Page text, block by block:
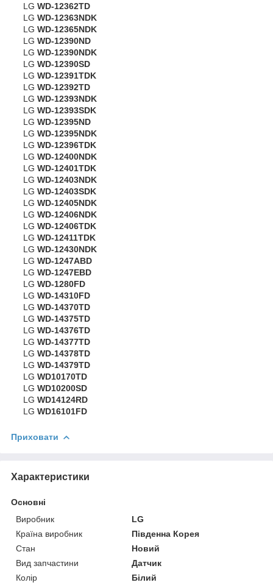
LG WD-12362TD
LG WD-12363NDK
LG WD-12365NDK
LG WD-12390ND
LG WD-12390NDK
LG WD-12390SD
LG WD-12391TDK
LG WD-12392TD
LG WD-12393NDK
LG WD-12393SDK
LG WD-12395ND
LG WD-12395NDK
LG WD-12396TDK
LG WD-12400NDK
LG WD-12401TDK
LG WD-12403NDK
LG WD-12403SDK
LG WD-12405NDK
LG WD-12406NDK
LG WD-12406TDK
LG WD-12411TDK
LG WD-12430NDK
LG WD-1247ABD
LG WD-1247EBD
LG WD-1280FD
LG WD-14310FD
LG WD-14370TD
LG WD-14375TD
LG WD-14376TD
LG WD-14377TD
LG WD-14378TD
LG WD-14379TD
LG WD10170TD
LG WD10200SD
LG WD14124RD
LG WD16101FD
Приховати
Характеристики
Основні
Виробник
LG
Країна виробник
Південна Корея
Стан
Новий
Вид запчастини
Датчик
Колір
Білий